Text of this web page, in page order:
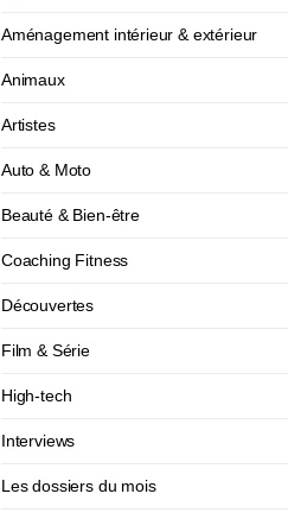
Aménagement intérieur & extérieur
Animaux
Artistes
Auto & Moto
Beauté & Bien-être
Coaching Fitness
Découvertes
Film & Série
High-tech
Interviews
Les dossiers du mois